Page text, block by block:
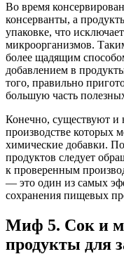
Во время
консерванты, а
упаковке, что
микроорганизмов.
более щадящим
добавлением в
того, правильно
большую часть
Конечно, существуют и
производстве которых
химические добавки.
продуктов следует
к проверенным
— это один из самых
сохранения пищевых
Миф 5. Сок и
продукты для